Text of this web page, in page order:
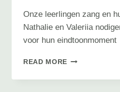
Onze leerlingen zang en
Nathalie en Valeriia
voor hun eindtoonmoment
READ MORE
EN